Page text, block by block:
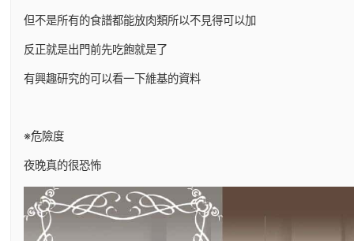
但不是所有的食譜都能放肉類所以不見得可以加
反正就是出門前先吃飽就是了
有興趣研究的可以看一下維基的資料
※危險度
夜晚真的很恐怖